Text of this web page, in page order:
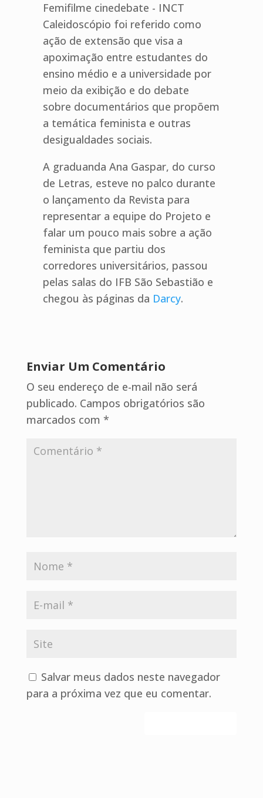
Femifilme cinedebate - INCT
Caleidoscópio foi referido como
ação de extensão que visa a
apoximação entre estudantes do
ensino médio e a universidade por
meio da exibição e do debate
sobre documentários que propõem
a temática feminista e outras
desigualdades sociais.
A graduanda Ana Gaspar, do curso
de Letras, esteve no palco durante
o lançamento da Revista para
representar a equipe do Projeto e
falar um pouco mais sobre a ação
feminista que partiu dos
corredores universitários, passou
pelas salas do IFB São Sebastião e
chegou às páginas da Darcy.
Enviar Um Comentário
O seu endereço de e-mail não será
publicado. Campos obrigatórios são
marcados com *
Salvar meus dados neste navegador
para a próxima vez que eu comentar.